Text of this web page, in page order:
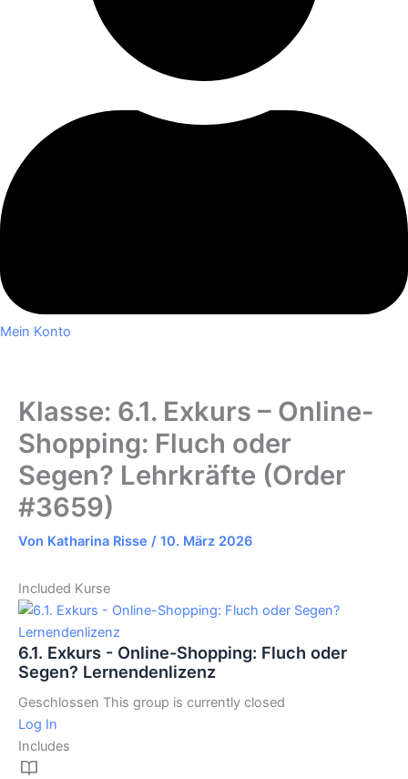
Mein Konto
Klasse: 6.1. Exkurs – Online-
Shopping: Fluch oder
Segen? Lehrkräfte (Order
#3659)
Von Katharina Risse / 10. März 2026
Included Kurse
6.1. Exkurs - Online-Shopping: Fluch oder
Segen? Lernendenlizenz
Geschlossen This group is currently closed
Log In
Includes